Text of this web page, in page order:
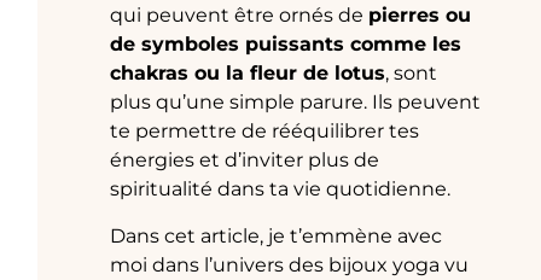
qui peuvent être ornés de pierres ou
de symboles puissants comme les
chakras ou la fleur de lotus, sont
plus qu’une simple parure. Ils peuvent
te permettre de rééquilibrer tes
énergies et d’inviter plus de
spiritualité dans ta vie quotidienne.
Dans cet article, je t’emmène avec
moi dans l’univers des bijoux yoga vu